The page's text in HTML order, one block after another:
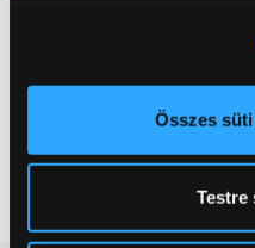
elhelyezkedéséről pár
Az Ön készülékén
módjairól és adja meg
pontban. Bármikor
Összes
Testre
8/256GB Okostelefon,